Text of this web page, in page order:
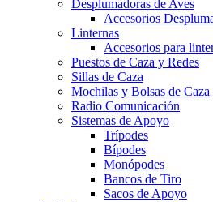
Desplumadoras de Aves
Accesorios
Linternas
Accesorios para
Puestos de Caza y Redes
Sillas de Caza
Mochilas y Bolsas de Caza
Radio Comunicación
Sistemas de Apoyo
Trípodes
Bípodes
Monópodes
Bancos de Tiro
Sacos de Apoyo